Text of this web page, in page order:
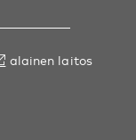
alainen laitos